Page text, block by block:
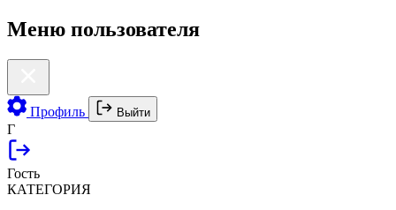
Меню пользователя
Профиль Выйти
Г
Гость
КАТЕГОРИЯ